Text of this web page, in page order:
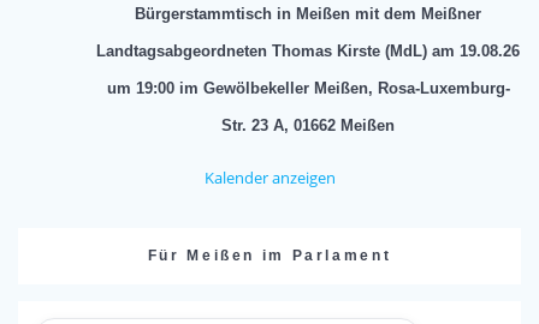
Bürgerstammtisch in Meißen mit dem Meißner
Landtagsabgeordneten Thomas Kirste (MdL) am 19.08.26
um 19:00 im Gewölbekeller Meißen, Rosa-Luxemburg-
Str. 23 A, 01662 Meißen
Kalender anzeigen
Für Meißen im Parlament